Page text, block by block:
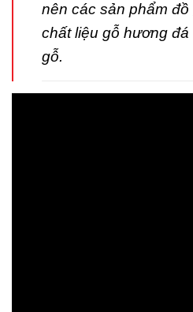
nên các sản phẩm
chất liệu gỗ hương
gỗ.